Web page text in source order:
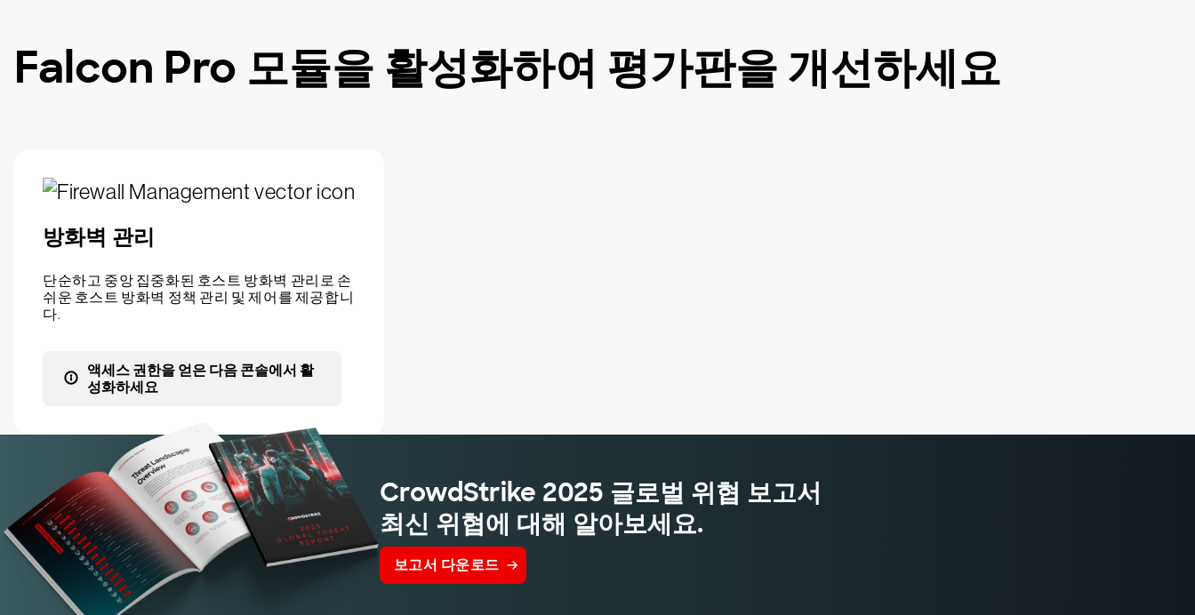
Falcon Pro 모듈을 활성화하여 평가판을 개선하세요
방화벽 관리
단순하고 중앙 집중화된 호스트 방화벽 관리로 손
쉬운 호스트 방화벽 정책 관리 및 제어를 제공합니
다.
액세스 권한을 얻은 다음 콘솔에서 활
성화하세요
CrowdStrike 2025 글로벌 위협 보고서
최신 위협에 대해 알아보세요.
보고서 다운로드